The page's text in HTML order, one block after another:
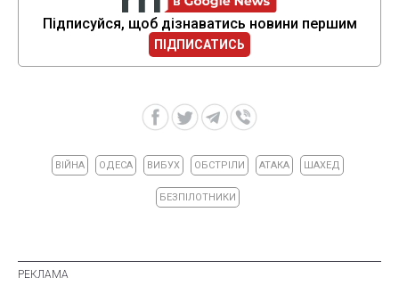
Підписуйся, щоб дізнаватись новини першим
ПІДПИСАТИСЬ
ВІЙНА ОДЕСА ВИБУХ ОБСТРІЛИ АТАКА ШАХЕД
БЕЗПІЛОТНИКИ